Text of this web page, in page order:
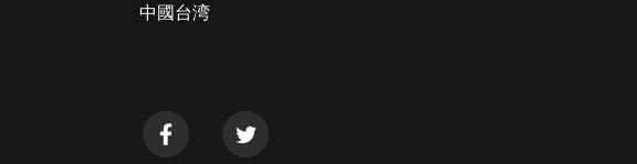
中國台湾